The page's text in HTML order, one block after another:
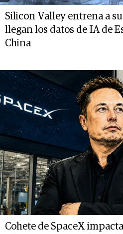
Silicon Valley entrena a
llegan los datos de IA de
China
Cohete de SpaceX